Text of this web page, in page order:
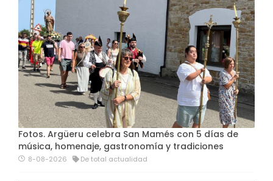
Fotos. Argüeru celebra San Mamés con 5 días de
música, homenaje, gastronomía y tradiciones
8-08-2026 De total actualidad